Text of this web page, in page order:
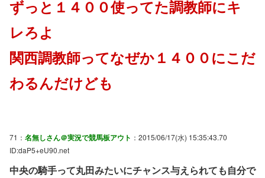
ずっと１４００使ってた調教師にキ
レろよ
関西調教師ってなぜか１４００にこだ
わるんだけども
71： 名無しさん＠実況で競馬板アウト ：2015/06/17(水) 15:35:43.70
ID:daP5+eU90.net
中央の騎手って丸田みたいにチャンス与えられても自分で